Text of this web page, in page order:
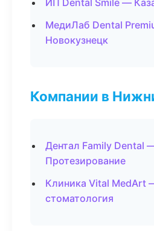
ИП Dental Smile —
МедиЛаб Dental
Новокузнецк
Компании в
Дентал Family Dental
Протезирование
Клиника Vital MedArt
стоматология